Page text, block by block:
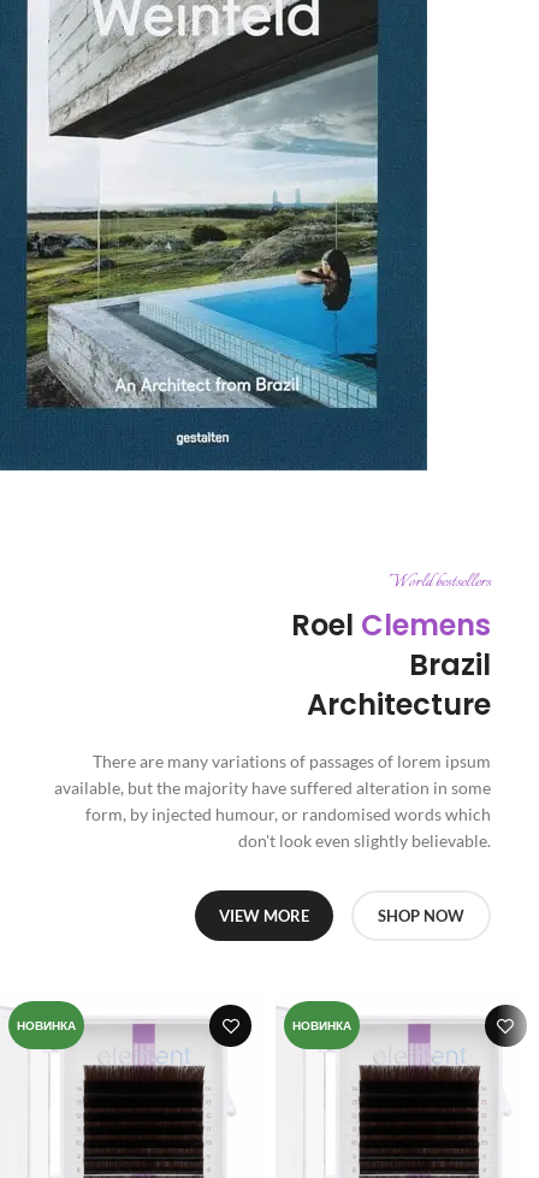
World bestsellers
Roel Clemens
Brazil
Architecture
There are many variations of passages of lorem ipsum
available, but the majority have suffered alteration in some
form, by injected humour, or randomised words which
don't look even slightly believable.
VIEW MORE SHOP NOW
НОВИНКА НОВИНКА